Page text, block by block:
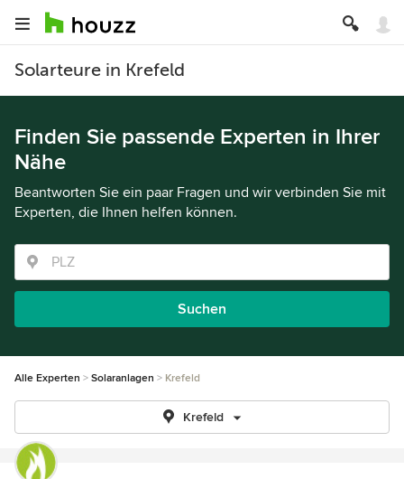
Solarteure in Krefeld
Finden Sie passende Experten in Ihrer
Nähe
Beantworten Sie ein paar Fragen und wir verbinden Sie mit
Experten, die Ihnen helfen können.
Suchen
Alle Experten Solaranlagen Krefeld
Krefeld